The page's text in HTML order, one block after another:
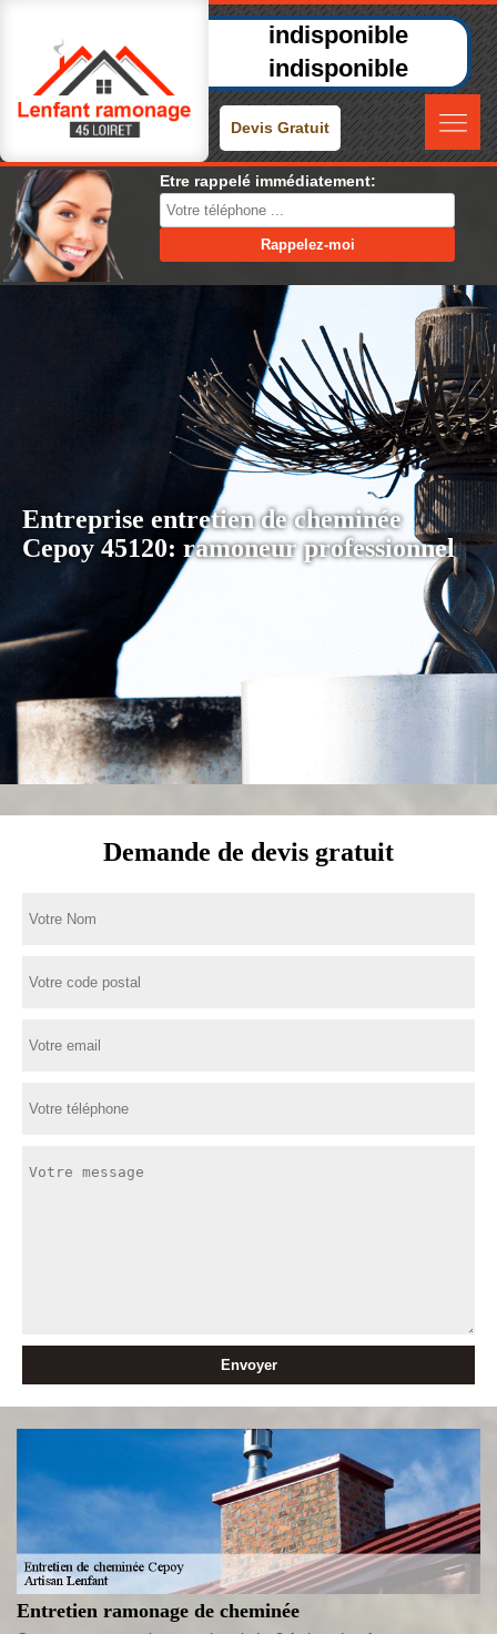
indisponible
indisponible
Devis Gratuit
Etre rappelé immédiatement:
Entreprise entretien de cheminée
Cepoy 45120: ramoneur professionnel
Demande de devis gratuit
Entretien ramonage de cheminée